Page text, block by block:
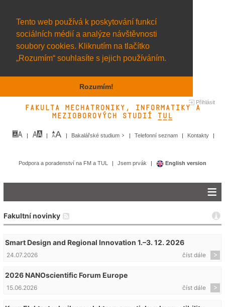
Tento web používá k poskytování funkcí
sociálních médií a analýze návštěvnosti
soubory cookies. Kliknutím na tlačítko
„Rozumím“ souhlasíte s jejich používáním.
Rozumím!
Přihlásit
Fakulta mechatroniky, informatiky a
mezioborových studií TUL&
Bakalářské studium Telefonní seznam Kontakty
Podpora a poradenství na FM a TUL Jsem prvák English version
Fakultní novinky
Smart Design and Regional Innovation 1.–3. 12. 2026
číst dále
24.07.2026
2026 NANOscientific Forum Europe
číst dále
15.06.2026